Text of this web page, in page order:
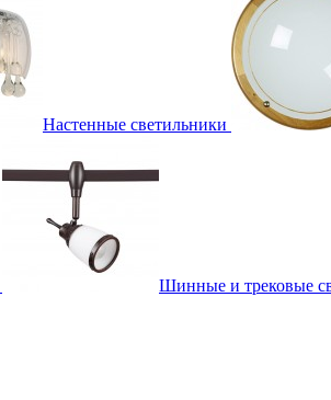
Настенные светильники
Шинные и трековые